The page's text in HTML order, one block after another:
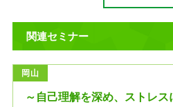
関連セミナー
岡山
～自己理解を深め、ストレス